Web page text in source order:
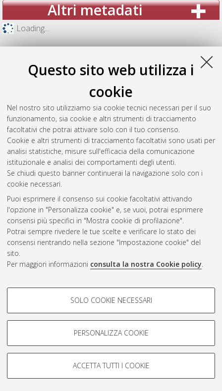
Questo sito web utilizza i
cookie
Nel nostro sito utilizziamo sia cookie tecnici necessari per il suo
funzionamento, sia cookie e altri strumenti di tracciamento
facoltativi che potrai attivare solo con il tuo consenso.
Cookie e altri strumenti di tracciamento facoltativi sono usati per
analisi statistiche, misure sull'efficacia della comunicazione
istituzionale e analisi dei comportamenti degli utenti.
Se chiudi questo banner continuerai la navigazione solo con i
cookie necessari.
Puoi esprimere il consenso sui cookie facoltativi attivando
l'opzione in "Personalizza cookie" e, se vuoi, potrai esprimere
consensi più specifici in "Mostra cookie di profilazione".
Potrai sempre rivedere le tue scelte e verificare lo stato dei
consensi rientrando nella sezione "Impostazione cookie" del
sito.
Per maggiori informazioni consulta la nostra Cookie policy.
COOKIE DI PROFILAZIONE -
Si tratta di cookie utilizzati per analizzare le caratteristiche della
navigazione degli utenti, creare profili in base al loro comportamento
Mostra cookie di profilazione
COOKIE TECNICI - NECESSARI
SOLO COOKIE NECESSARI
PERSONALIZZA COOKIE
ACCETTA TUTTI I COOKIE
Altri metadati
Loading...
Gestione del documento:
Atom
Rss 1.0
Rss 2.0
AMS Laurea
Impostazioni Cookie
Informativa sulla privacy
Condizioni d’uso del sito